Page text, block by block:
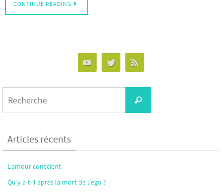
CONTINUE READING
Recherche
Articles récents
L’amour conscient
Qu’y a-t-il après la mort de l’ego ?